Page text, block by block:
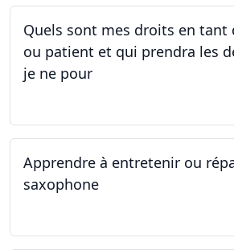
Quels sont mes droits en tant
ou patient et qui prendra les
je ne pour
Apprendre à entretenir ou
saxophone